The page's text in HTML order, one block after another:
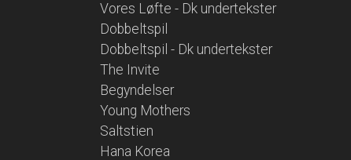
Vores Løfte - Dk undertekster
Dobbeltspil
Dobbeltspil - Dk undertekster
The Invite
Begyndelser
Young Mothers
Saltstien
Hana Korea